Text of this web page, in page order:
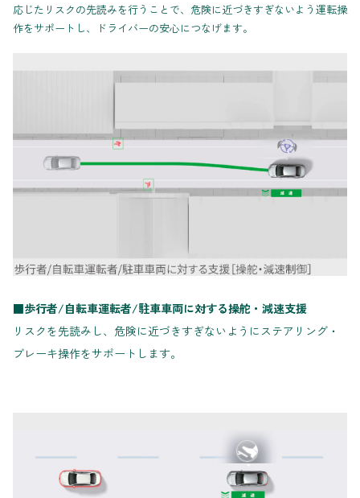
応じたリスクの先読みを行うことで、危険に近づきすぎないよう運転操
作をサポートし、ドライバーの安心につなげます。
■歩行者/自転車運転者/駐車車両に対する操舵・減速支援
リスクを先読みし、危険に近づきすぎないようにステアリング・
ブレーキ操作をサポートします。